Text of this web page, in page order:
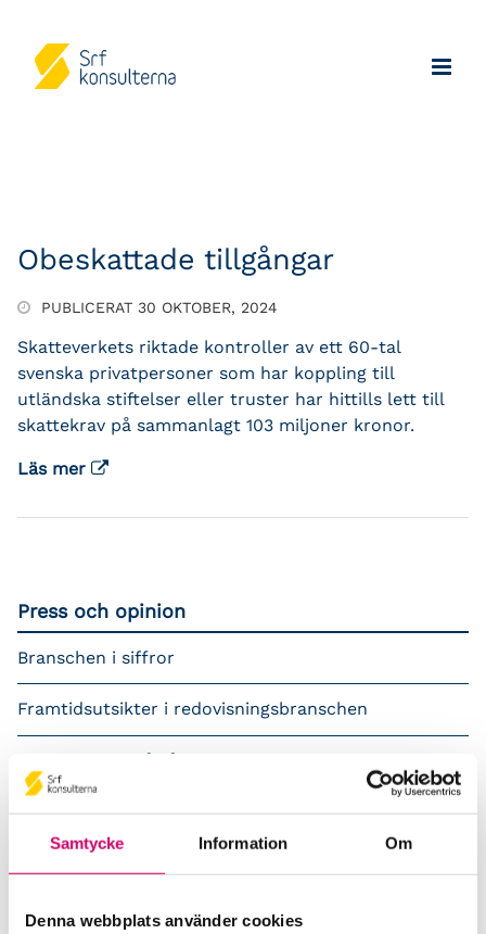
Samtycke Information Om
Denna webbplats använder cookies
Obeskattade tillgångar
PUBLICERAT 30 OKTOBER, 2024
Skatteverkets riktade kontroller av ett 60-tal
svenska privatpersoner som har koppling till
utländska stiftelser eller truster har hittills lett till
skattekrav på sammanlagt 103 miljoner kronor.
Läs mer
Press och opinion
Branschen i siffror
Framtidsutsikter i redovisningsbranschen
Prenumerera på våra nyhetsbrev
Pressrum
Remisser